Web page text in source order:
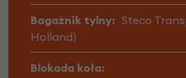
Bagażnik tylny: Steco
Holland)
Blokada koła: